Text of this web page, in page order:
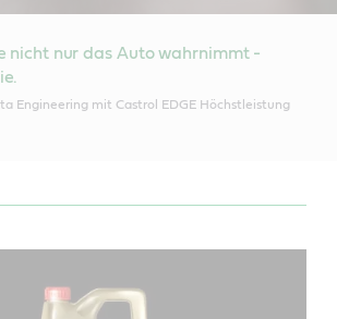
nicht nur das Auto wahrnimmt -
Engineering mit Castrol EDGE Höchstleistung